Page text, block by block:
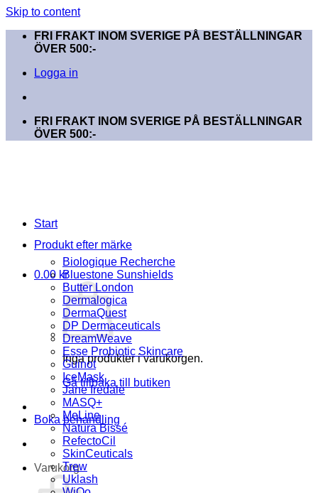
Skip to content
FRI FRAKT INOM SVERIGE PÅ BESTÄLLNINGAR
ÖVER 500:-
Logga in
FRI FRAKT INOM SVERIGE PÅ BESTÄLLNINGAR
ÖVER 500:-
0.00 kr
Inga produkter i varukorgen.
Gå tillbaka till butiken
Boka behandling
Varukorg
Start
Produkt efter märke
Biologique Recherche
Bluestone Sunshields
Butter London
Dermalogica
DermaQuest
DP Dermaceuticals
DreamWeave
Esse Probiotic Skincare
Guinot
IceMask
Jane Iredale
MASQ+
MeLine
Natura Bissé
RefectoCil
SkinCeuticals
Trew
Uklash